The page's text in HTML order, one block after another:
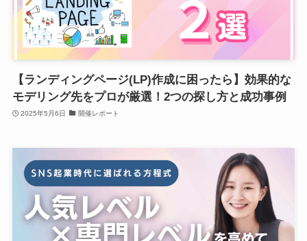
【ランディングページ(LP)作成に困ったら】効果的な
モデリング先をプロが厳選！2つの探し方と成功事例
2025年5月6日 開催レポート